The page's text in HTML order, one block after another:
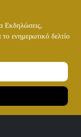
Εκδηλώσεις,
ενημερωτικό δελτίο